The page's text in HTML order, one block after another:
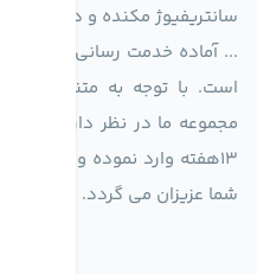
سانتریفیوژ مکنده و دمنده
... آماده خدمت رسانی به
است. با توجه به متنوع بودن
مجموعه ما در نظر دارد
13هفته وارد نموده و این
شما عزیزان می گردد.